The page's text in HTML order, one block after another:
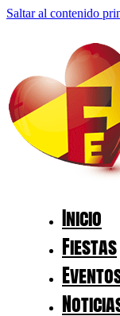
Saltar al contenido
Inicio
Fiestas